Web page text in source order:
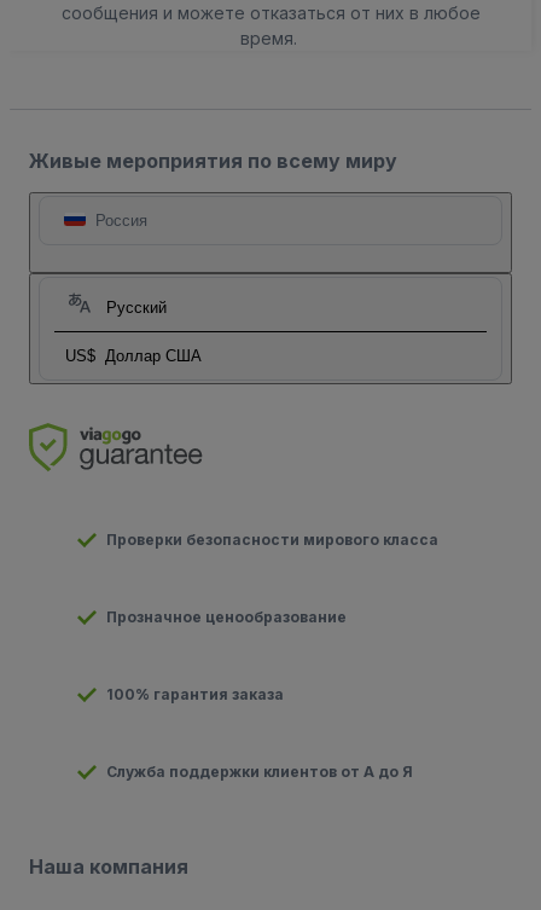
сообщения и можете отказаться от них в любое
время.
Живые мероприятия по всему миру
Россия
Русский
US$ Доллар США
Проверки безопасности мирового класса
Прозначное ценообразование
100% гарантия заказа
Служба поддержки клиентов от А до Я
Наша компания